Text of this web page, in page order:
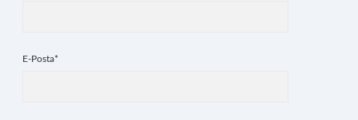
E-Posta*